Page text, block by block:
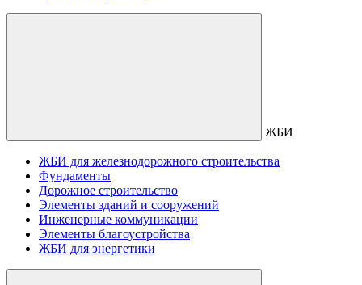
ЖБИ
ЖБИ для железнодорожного строительства
Фундаменты
Дорожное строительство
Элементы зданий и сооружений
Инженерные коммуникации
Элементы благоустройства
ЖБИ для энергетики